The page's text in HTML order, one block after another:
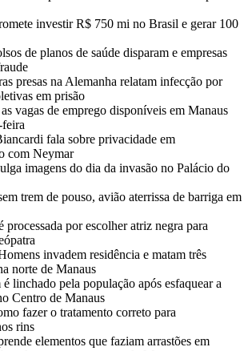
investir R$ 750 mi no Brasil e gerar 100
de planos de saúde disparam e empresas
presas na Alemanha relatam infecção por
em prisão
vagas de emprego disponíveis em Manaus
feira
fala sobre privacidade em
com Neymar
imagens do dia da invasão no Palácio do
trem de pouso, avião aterrissa de barriga em
processada por escolher atriz negra para
invadem residência e matam três
norte de Manaus
linchado pela população após esfaquear a
Centro de Manaus
fazer o tratamento correto para
rins
elementos que faziam arrastões em